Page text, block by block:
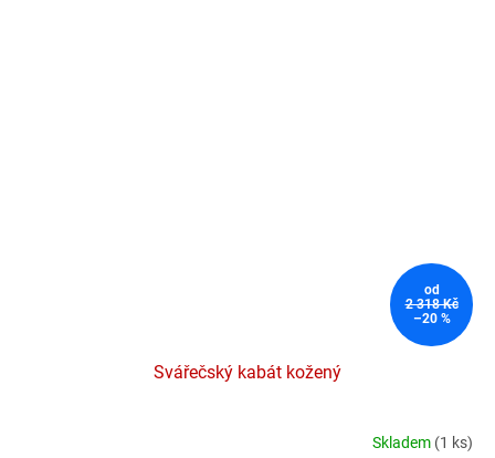
od
2 318 Kč
–20 %
Svářečský kabát kožený
Skladem (1 ks)